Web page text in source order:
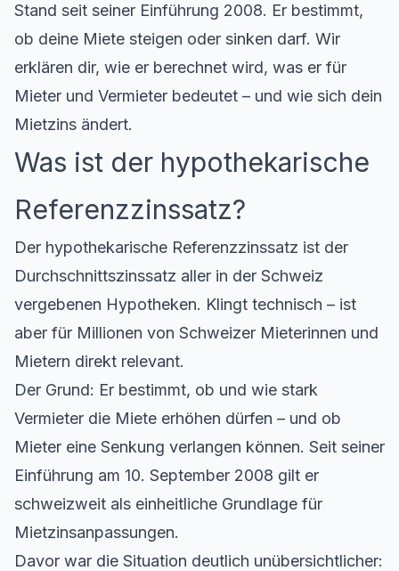
Stand seit seiner Einführung 2008. Er bestimmt,
ob deine Miete steigen oder sinken darf. Wir
erklären dir, wie er berechnet wird, was er für
Mieter und Vermieter bedeutet – und wie sich dein
Mietzins ändert.
Was ist der hypothekarische
Referenzzinssatz?
Der hypothekarische Referenzzinssatz ist der
Durchschnittszinssatz aller in der Schweiz
vergebenen Hypotheken. Klingt technisch – ist
aber für Millionen von Schweizer Mieterinnen und
Mietern direkt relevant.
Der Grund: Er bestimmt, ob und wie stark
Vermieter die Miete erhöhen dürfen – und ob
Mieter eine Senkung verlangen können. Seit seiner
Einführung am 10. September 2008 gilt er
schweizweit als einheitliche Grundlage für
Mietzinsanpassungen.
Davor war die Situation deutlich unübersichtlicher: